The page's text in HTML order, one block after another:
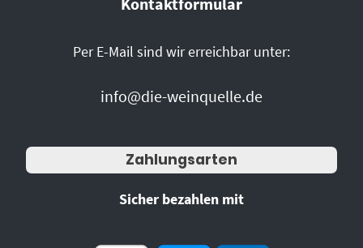
Per E-Mail sind wir erreichbar unter:
info@die-weinquelle.de
Zahlungsarten
Sicher bezahlen mit